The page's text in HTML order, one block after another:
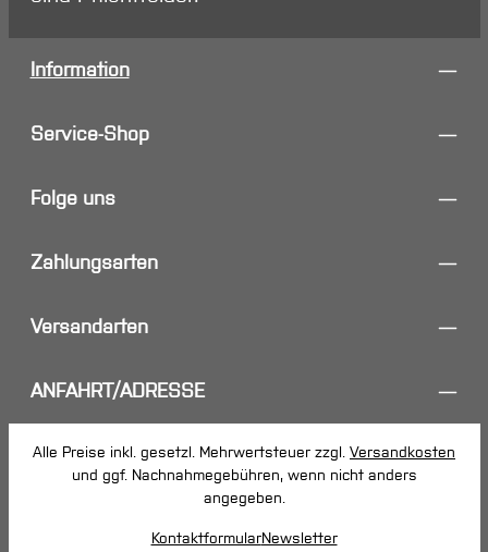
Information
Service-Shop
Folge uns
Zahlungsarten
Versandarten
ANFAHRT/ADRESSE
Alle Preise inkl. gesetzl. Mehrwertsteuer zzgl. Versandkosten
und ggf. Nachnahmegebühren, wenn nicht anders
angegeben.
KontaktformularNewsletter